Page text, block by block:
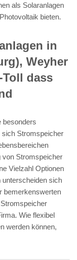
als Solaranlagen
bieten.
in
Weyher
dass
besonders
sich Stromspeicher
von Stromspeicher
Vielzahl Optionen
sich
bemerkenswerten
Wie flexibel
werden können,